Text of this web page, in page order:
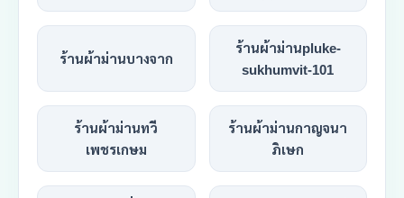
ร้านผ้าม่านบางจาก
ร้านผ้าม่านpluke-
sukhumvit-101
ร้านผ้าม่านทวี
เพชรเกษม
ร้านผ้าม่านกาญจนา
ภิเษก